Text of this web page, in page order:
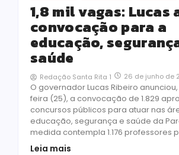
1,8 mil vagas: Lucas
convocação para a
educação,
saúde
Redação Santa Rita 1 26 de junho de
O governador Lucas Ribeiro
feira (25), a convocação de 1.829
concursos públicos para atuar nas
educação, segurança e saúde da
medida contempla 1.176 professores
Leia mais